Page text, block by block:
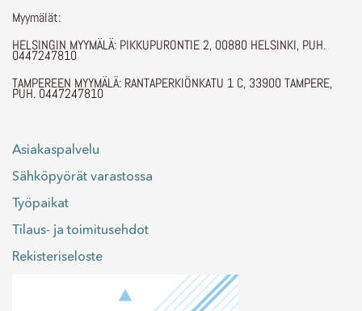
Myymälät:
HELSINGIN MYYMÄLÄ: PIKKUPURONTIE 2, 00880 HELSINKI, PUH.
0447247810
TAMPEREEN MYYMÄLÄ: RANTAPERKIÖNKATU 1 C, 33900 TAMPERE,
PUH. 0447247810
Asiakaspalvelu
Sähköpyörät varastossa
Työpaikat
Tilaus- ja toimitusehdot
Rekisteriseloste